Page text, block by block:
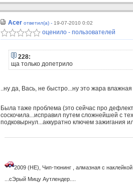
Acer ответил(а) - 19-07-2010 0:02
оценило - пользователей
228:
ща только допетрило
..ну да, Вась, не быстро...ну это жара
Была таже проблема (это сейчас про
соскочила...исправил путем сложнейшей с
подковырнул...аккуратно ключем зажигания
2009 (НЕ), Чип-тюнинг , алмазная с
...сЭрый Мицу Аутлендер....